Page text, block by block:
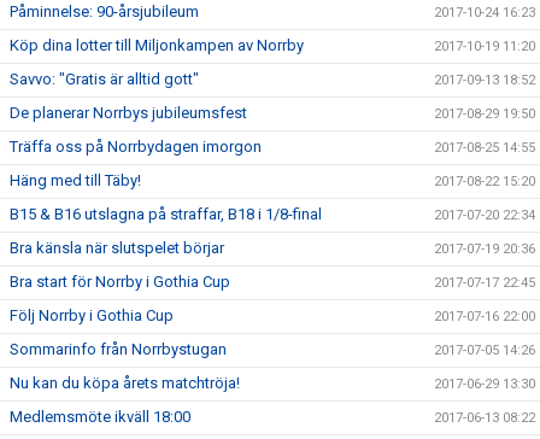
Påminnelse: 90-årsjubileum 2017-10-24 16:23
Köp dina lotter till Miljonkampen av Norrby 2017-10-19 11:20
Savvo: "Gratis är alltid gott" 2017-09-13 18:52
De planerar Norrbys jubileumsfest 2017-08-29 19:50
Träffa oss på Norrbydagen imorgon 2017-08-25 14:55
Häng med till Täby! 2017-08-22 15:20
B15 & B16 utslagna på straffar, B18 i 1/8-final 2017-07-20 22:34
Bra känsla när slutspelet börjar 2017-07-19 20:36
Bra start för Norrby i Gothia Cup 2017-07-17 22:45
Följ Norrby i Gothia Cup 2017-07-16 22:00
Sommarinfo från Norrbystugan 2017-07-05 14:26
Nu kan du köpa årets matchtröja! 2017-06-29 13:30
Medlemsmöte ikväll 18:00 2017-06-13 08:22